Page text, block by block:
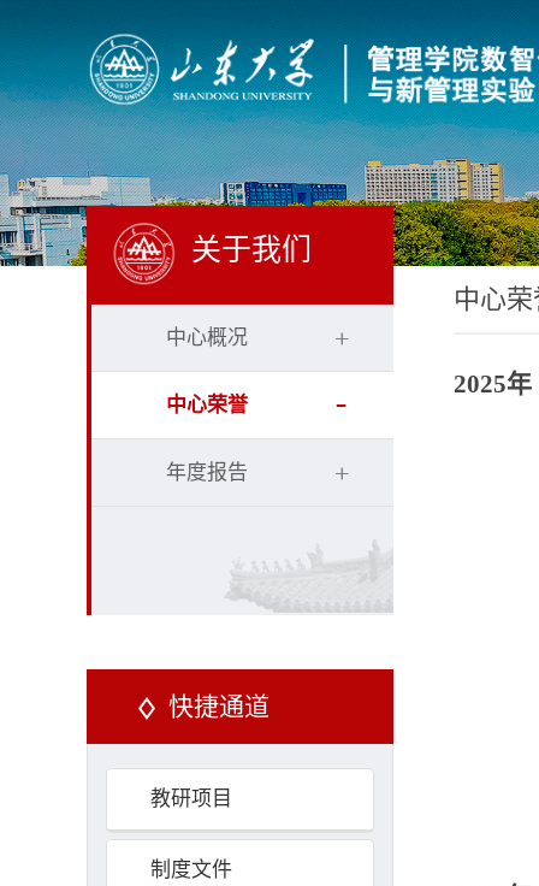
关于我们
中心概况
中心荣誉
年度报告
快捷通道
教研项目
制度文件
中心荣
2025年